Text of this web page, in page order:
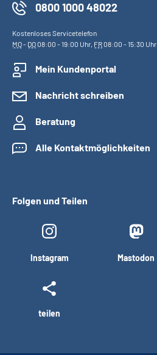
0800 1000 48022
Kostenloses Servicetelefon
MO- DO08:00 - 19:00 Uhr, FR08:00 - 15:30 Uhr
Mein Kundenportal
Nachricht schreiben
Beratung
Alle Kontaktmöglichkeiten
Folgen und Teilen
Instagram Mastodon
teilen